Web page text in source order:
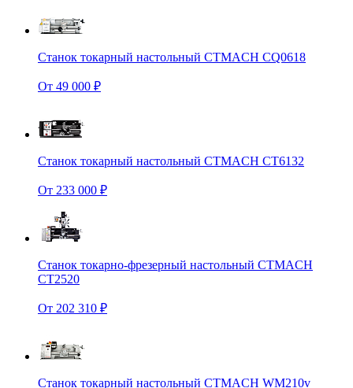
Станок токарный настольный CTMACH CQ0618
От 49 000 ₽
Станок токарный настольный CTMACH CT6132
От 233 000 ₽
Станок токарно-фрезерный настольный CTMACH
CT2520
От 202 310 ₽
Станок токарный настольный CTMACH WM210v